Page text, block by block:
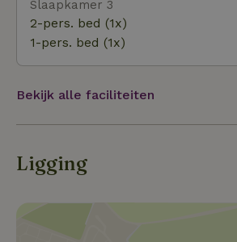
Slaapkamer 3
2-pers. bed (1x)
1-pers. bed (1x)
Bekijk alle faciliteiten
Ligging